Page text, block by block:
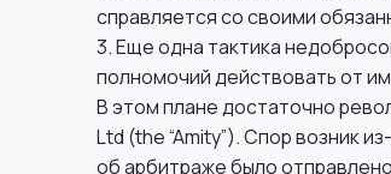
справляется со своими
3. Еще одна тактика
полномочий действовать от
В этом плане достаточно
Ltd (the “Amity”). Спор возник
об арбитраже было